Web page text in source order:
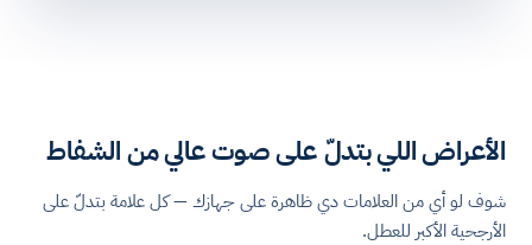
الأعراض اللي بتدلّ على صوت عالي من الشفاط
شوف لو أي من العلامات دي ظاهرة على جهازك — كل علامة بتدلّ على
الأرجحية الأكبر للعطل.